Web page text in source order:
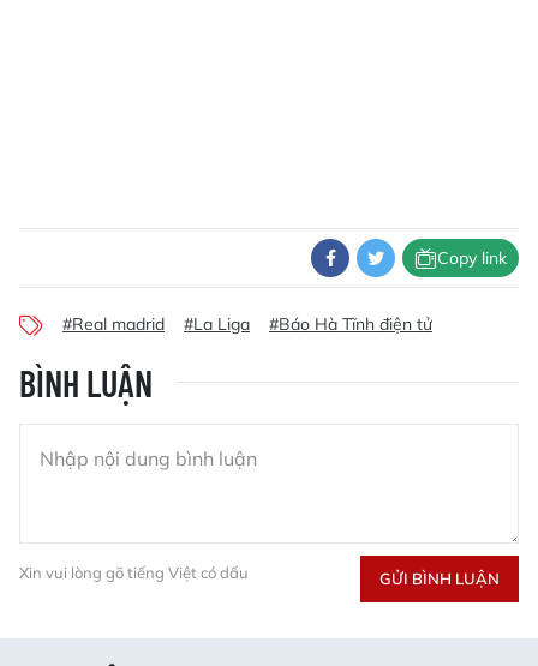
Copy link
#Real madrid #La Liga #Báo Hà Tĩnh điện tử
BÌNH LUẬN
Xin vui lòng gõ tiếng Việt có dấu GỬI BÌNH LUẬN